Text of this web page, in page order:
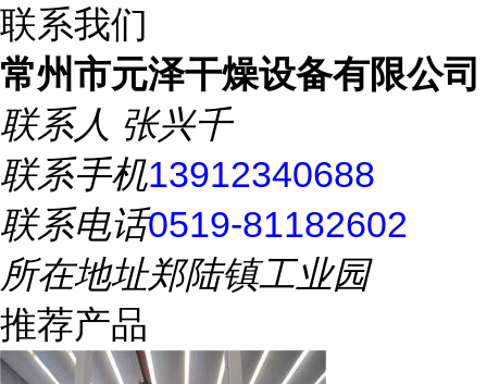
联系我们
常州市元泽干燥设备有限公司
联系人 张兴千
联系手机13912340688
联系电话0519-81182602
所在地址郑陆镇工业园
推荐产品